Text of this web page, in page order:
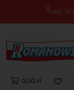
89
0,00 zł